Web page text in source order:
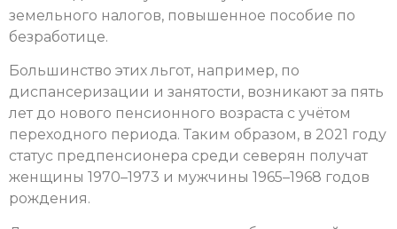
земельного налогов, повышенное пособие по
безработице.
Большинство этих льгот, например, по
диспансеризации и занятости, возникают за пять
лет до нового пенсионного возраста с учётом
переходного периода. Таким образом, в 2021 году
статус предпенсионера среди северян получат
женщины 1970–1973 и мужчины 1965–1968 годов
рождения.